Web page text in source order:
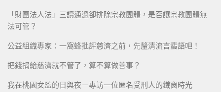
「財團法人法」三讀通過卻排除宗教團體，是否讓宗教團體無
法可管？
公益組織專家：一窩蜂批評慈濟之前，先釐清流言蜚語吧！
把錢捐給慈濟就不管了，算不算做善事？
我在桃園女監的日與夜－專訪一位匿名受刑人的鐵窗時光